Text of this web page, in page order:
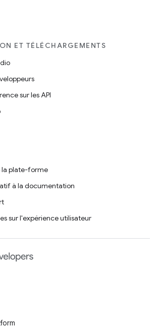
ET TÉLÉCHARGEMENTS
sur les API
la plate-forme
à la documentation
sur l'expérience utilisateur